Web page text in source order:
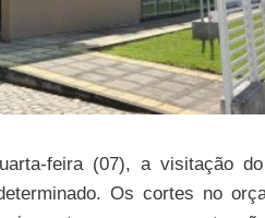
feira (07), a visitação
Os cortes no